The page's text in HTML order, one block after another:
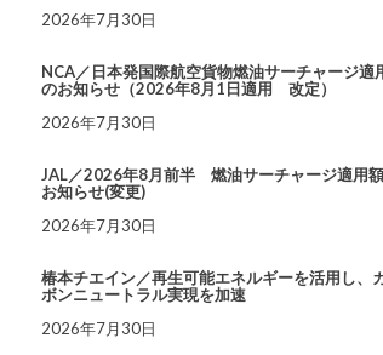
2026年7月30日
NCA／日本発国際航空貨物燃油サーチャージ適
のお知らせ（2026年8月1日適用 改定）
2026年7月30日
JAL／2026年8月前半 燃油サーチャージ適用
お知らせ(変更)
2026年7月30日
椿本チエイン／再生可能エネルギーを活用し、
ボンニュートラル実現を加速
2026年7月30日